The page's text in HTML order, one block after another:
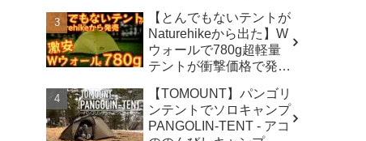
カ】
【とんでもないテントが
Naturehikeから出た】W
ウォールで780g超軽量
テントが衝撃価格で発売
解説の保存版【ULギ
ア】【キャンプ道具】
【アウトドア】#855 -
【TOMOUNT】パンゴリ
ンテントでソロキャンプ
PANGOLIN-TENT - アコ